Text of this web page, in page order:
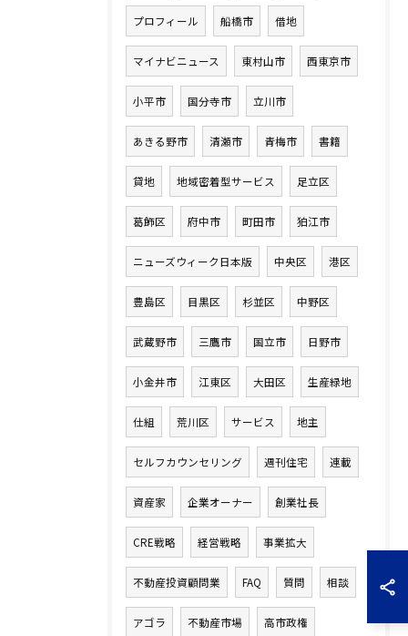
プロフィール 船橋市 借地
マイナビニュース 東村山市 西東京市
小平市 国分寺市 立川市
あきる野市 清瀬市 青梅市 書籍
貸地 地域密着型サービス 足立区
葛飾区 府中市 町田市 狛江市
ニューズウィーク日本版 中央区 港区
豊島区 目黒区 杉並区 中野区
武蔵野市 三鷹市 国立市 日野市
小金井市 江東区 大田区 生産緑地
仕組 荒川区 サービス 地主
セルフカウンセリング 週刊住宅 連載
資産家 企業オーナー 創業社長
CRE戦略 経営戦略 事業拡大
不動産投資顧問業 FAQ 質問 相談
アゴラ 不動産市場 高市政権